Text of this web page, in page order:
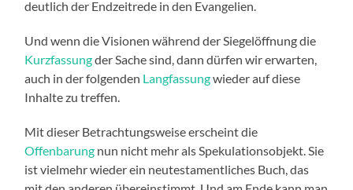
deutlich der Endzeitrede in den Evangelien.
Und wenn die Visionen während der Siegelöffnung die
Kurzfassungder Sache sind, dann dürfen wir erwarten,
auch in der folgenden Langfassungwieder auf diese
Inhalte zu treffen.
Mit dieser Betrachtungsweise erscheint die
Offenbarung nun nicht mehr als Spekulationsobjekt. Sie
ist vielmehr wieder ein neutestamentliches Buch, das